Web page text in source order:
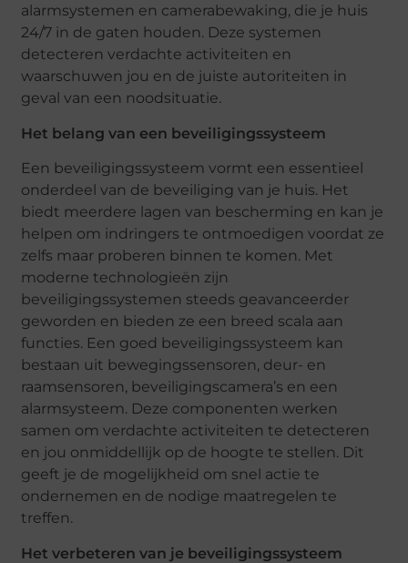
alarmsystemen en camerabewaking, die je huis
24/7 in de gaten houden. Deze systemen
detecteren verdachte activiteiten en
waarschuwen jou en de juiste autoriteiten in
geval van een noodsituatie.
Het belang van een beveiligingssysteem
Een beveiligingssysteem vormt een essentieel
onderdeel van de beveiliging van je huis. Het
biedt meerdere lagen van bescherming en kan je
helpen om indringers te ontmoedigen voordat ze
zelfs maar proberen binnen te komen. Met
moderne technologieën zijn
beveiligingssystemen steeds geavanceerder
geworden en bieden ze een breed scala aan
functies. Een goed beveiligingssysteem kan
bestaan uit bewegingssensoren, deur- en
raamsensoren, beveiligingscamera’s en een
alarmsysteem. Deze componenten werken
samen om verdachte activiteiten te detecteren
en jou onmiddellijk op de hoogte te stellen. Dit
geeft je de mogelijkheid om snel actie te
ondernemen en de nodige maatregelen te
treffen.
Het verbeteren van je beveiligingssysteem